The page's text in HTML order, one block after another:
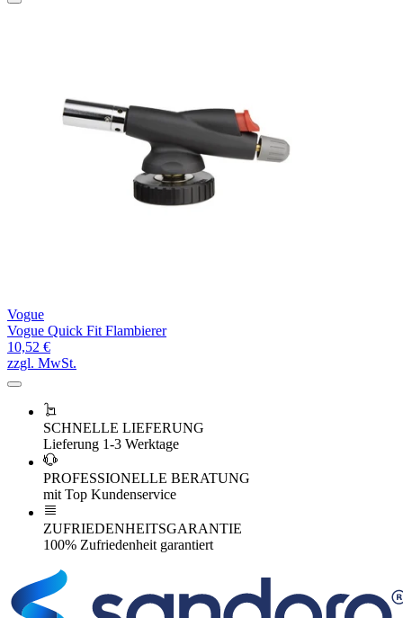
Vogue
Vogue Quick Fit Flambierer
10,52 €
zzgl. MwSt.
SCHNELLE LIEFERUNG
Lieferung 1-3 Werktage
PROFESSIONELLE BERATUNG
mit Top Kundenservice
ZUFRIEDENHEITSGARANTIE
100% Zufriedenheit garantiert